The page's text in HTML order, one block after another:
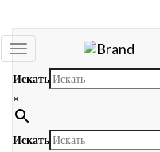
Toggle
navigation
Искать
×
Искать